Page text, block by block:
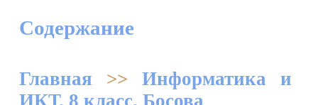
Содержание
Главная >> Информатика и
ИКТ. 8 класс. Босова